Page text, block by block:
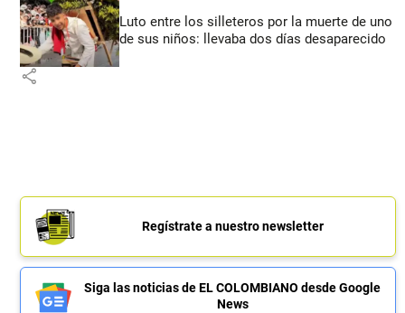
Luto entre los silleteros por la muerte de uno
de sus niños: llevaba dos días desaparecido
share
Regístrate a nuestro newsletter
Siga las noticias de EL COLOMBIANO desde Google
News